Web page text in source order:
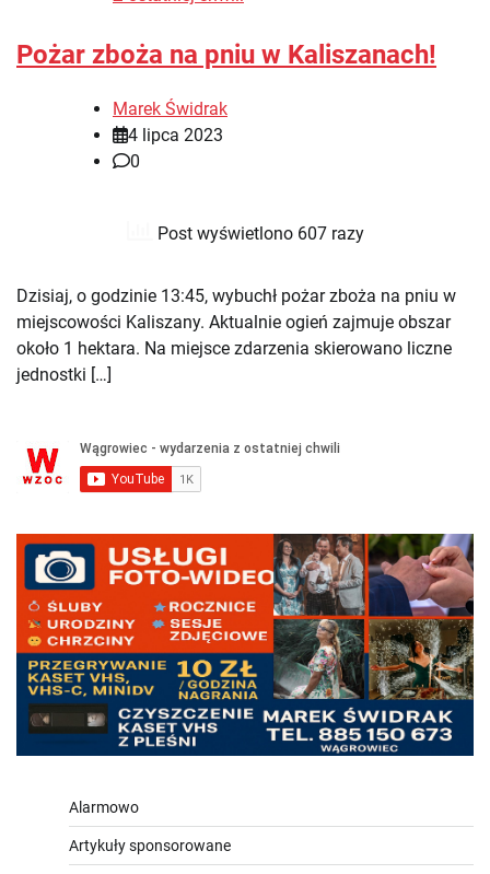
Pożar zboża na pniu w Kaliszanach!
Marek Świdrak
4 lipca 2023
0
Post wyświetlono 607 razy
Dzisiaj, o godzinie 13:45, wybuchł pożar zboża na pniu w
miejscowości Kaliszany. Aktualnie ogień zajmuje obszar
około 1 hektara. Na miejsce zdarzenia skierowano liczne
jednostki […]
Alarmowo
Artykuły sponsorowane